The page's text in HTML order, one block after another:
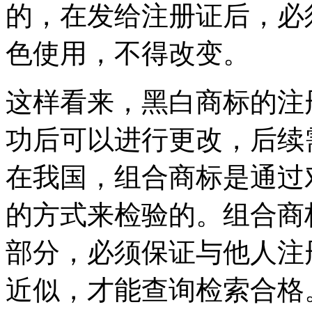
的，在发给注册证后，
色使用，不得改变。
这样看来，黑白商标的
功后可以进行更改，后
在我国，组合商标是通
的方式来检验的。组合
部分，必须保证与他人
近似，才能查询检索合